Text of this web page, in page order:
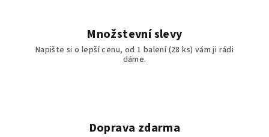
Množstevní slevy
Napište si o lepší cenu, od 1 balení (28 ks) vám ji rádi
dáme.
Doprava zdarma